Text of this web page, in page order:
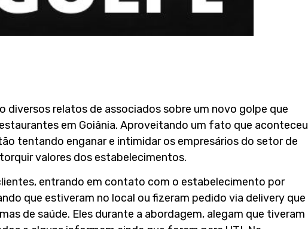
diversos relatos de associados sobre um novo golpe que
em Goiânia. Aproveitando um fato que aconteceu
tentando enganar e intimidar os empresários do setor de
valores dos estabelecimentos.
entrando em contato com o estabelecimento por
que estiveram no local ou fizeram pedido via delivery que
de saúde. Eles durante a abordagem, alegam que tiveram